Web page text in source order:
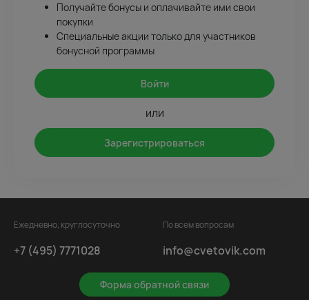
Получайте бонусы и оплачивайте ими свои
покупки
Специальные акции только для участников
бонусной программы
Войти
или
Зарегистрироваться
Ежедневно, круглосуточно
+7 (495) 7771028
Форма обратной связи
По всем вопросам
info@cvetovik.com